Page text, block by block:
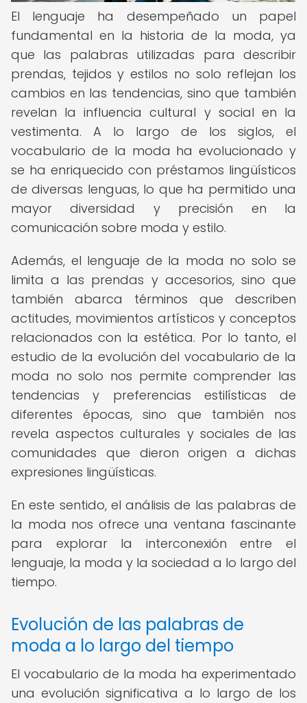
El lenguaje ha desempeñado un papel
fundamental en la historia de la moda, ya
que las palabras utilizadas para describir
prendas, tejidos y estilos no solo reflejan los
cambios en las tendencias, sino que también
revelan la influencia cultural y social en la
vestimenta. A lo largo de los siglos, el
vocabulario de la moda ha evolucionado y
se ha enriquecido con préstamos lingüísticos
de diversas lenguas, lo que ha permitido una
mayor diversidad y precisión en la
comunicación sobre moda y estilo.
Además, el lenguaje de la moda no solo se
limita a las prendas y accesorios, sino que
también abarca términos que describen
actitudes, movimientos artísticos y conceptos
relacionados con la estética. Por lo tanto, el
estudio de la evolución del vocabulario de la
moda no solo nos permite comprender las
tendencias y preferencias estilísticas de
diferentes épocas, sino que también nos
revela aspectos culturales y sociales de las
comunidades que dieron origen a dichas
expresiones lingüísticas.
En este sentido, el análisis de las palabras de
la moda nos ofrece una ventana fascinante
para explorar la interconexión entre el
lenguaje, la moda y la sociedad a lo largo del
tiempo.
Evolución de las palabras de
moda a lo largo del tiempo
El vocabulario de la moda ha experimentado
una evolución significativa a lo largo de los